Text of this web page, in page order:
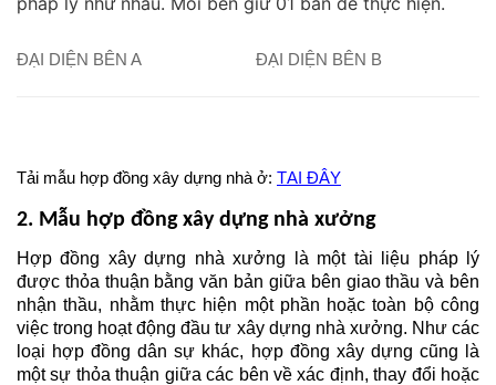
ĐẠI DIỆN BÊN A ĐẠI DIỆN BÊN B
Tải mẫu hợp đồng xây dựng nhà ở: TẠI ĐÂY
2. Mẫu hợp đồng xây dựng nhà xưởng
Hợp đồng xây dựng nhà xưởng là một tài liệu pháp lý
được thỏa thuận bằng văn bản giữa bên giao thầu và bên
nhận thầu, nhằm thực hiện một phần hoặc toàn bộ công
việc trong hoạt động đầu tư xây dựng nhà xưởng. Như các
loại hợp đồng dân sự khác, hợp đồng xây dựng cũng là
một sự thỏa thuận giữa các bên về xác định, thay đổi hoặc